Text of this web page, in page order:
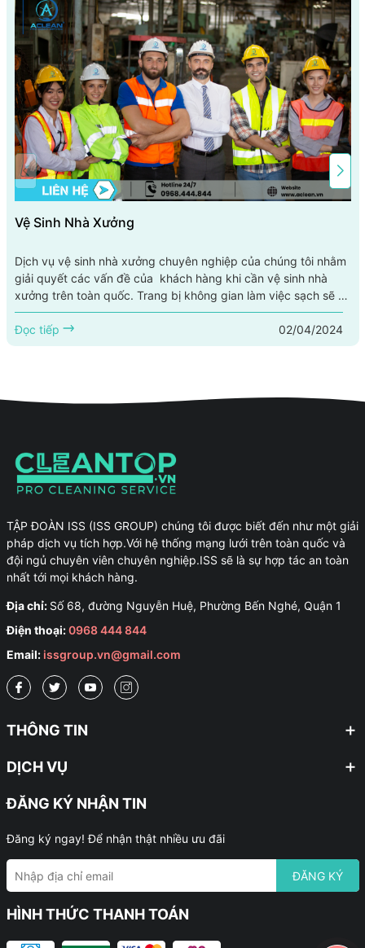
Vệ Sinh Nhà Xưởng
Dịch vụ vệ sinh nhà xưởng chuyên nghiệp của chúng tôi nhằm
giải quyết các vấn đề của khách hàng khi cần vệ sinh nhà
xưởng trên toàn quốc. Trang bị không gian làm việc sạch sẽ và
an toàn là một yếu tố quan trọng trong mọi nhà xưởng. Dịch vụ
vệ sinh nhà xưởng chuyên nghiệp được AClean cung cấp
nhằm mang lại không chỉ không gian làm việc sạch sẽ mà còn
Đọc tiếp 02/04/2024
TẬP ĐOÀN ISS (ISS GROUP) chúng tôi được biết đến như một giải
pháp dịch vụ tích hợp.Với hệ thống mạng lưới trên toàn quốc và
đội ngủ chuyên viên chuyên nghiệp.ISS sẽ là sự hợp tác an toàn
nhất tới mọi khách hàng.
Địa chỉ: Số 68, đường Nguyễn Huệ, Phường Bến Nghé, Quận 1
Điện thoại:0968 444 844
Email: issgroup.vn@gmail.com
THÔNG TIN
DỊCH VỤ
ĐĂNG KÝ NHẬN TIN
Đăng ký ngay! Để nhận thật nhiều ưu đãi
ĐĂNG KÝ
HÌNH THỨC THANH TOÁN